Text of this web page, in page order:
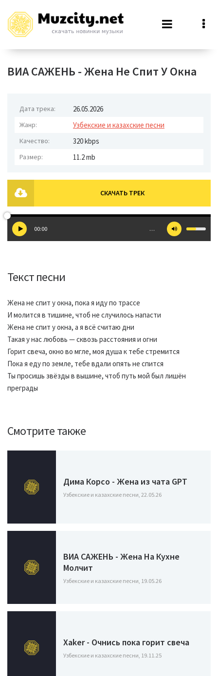
ВИА САЖЕНЬ - Жена Не Спит У Окна
Дата трека: 26.05.2026
Жанр: Узбекские и казахские песни
Качество: 320 kbps
Размер: 11.2 mb
СКАЧАТЬ ТРЕК
00:00 …
Текст песни
Жена не спит у окна, пока я иду по трассе
И молится в тишине, чтоб не случилось напасти
Жена не спит у окна, а я всё считаю дни
Такая у нас любовь — сквозь расстояния и огни
Горит свеча, окно во мгле, моя душа к тебе стремится
Пока я еду по земле, тебе вдали опять не спится
Ты просишь звёзды в вышине, чтоб путь мой был лишён
преграды
Смотрите также
Дима Корсо - Жена из чата GPT
Узбекские и казахские песни, 22.05.26
ВИА САЖЕНЬ - Жена На Кухне
Молчит
Узбекские и казахские песни, 19.05.26
Xaker - Очнись пока горит свеча
Узбекские и казахские песни, 19.11.25